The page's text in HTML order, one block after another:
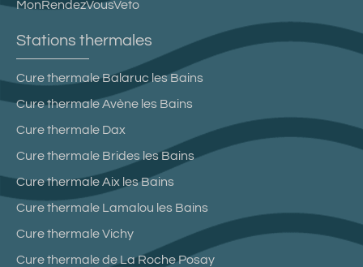
MonRendezVousVeto
Stations thermales
Cure thermale Balaruc les Bains
Cure thermale Avène les Bains
Cure thermale Dax
Cure thermale Brides les Bains
Cure thermale Aix les Bains
Cure thermale Lamalou les Bains
Cure thermale Vichy
Cure thermale de La Roche Posay